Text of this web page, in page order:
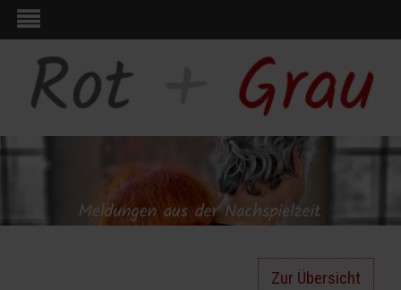
Zur Übersicht